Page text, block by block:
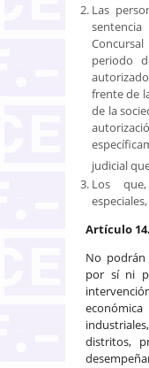
Las
periodo
frente de
de la
judicial
Los
Artículo 14.
No podrán
por sí ni
distritos,